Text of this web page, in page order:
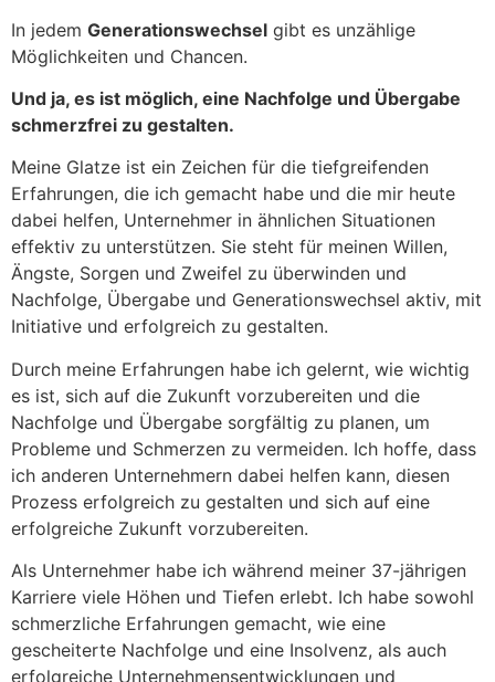
In jedem Generationswechsel gibt es unzählige
Möglichkeiten und Chancen.
Und ja, es ist möglich, eine Nachfolge und Übergabe
schmerzfrei zu gestalten.
Meine Glatze ist ein Zeichen für die tiefgreifenden
Erfahrungen, die ich gemacht habe und die mir heute
dabei helfen, Unternehmer in ähnlichen Situationen
effektiv zu unterstützen. Sie steht für meinen Willen,
Ängste, Sorgen und Zweifel zu überwinden und
Nachfolge, Übergabe und Generationswechsel aktiv, mit
Initiative und erfolgreich zu gestalten.
Durch meine Erfahrungen habe ich gelernt, wie wichtig
es ist, sich auf die Zukunft vorzubereiten und die
Nachfolge und Übergabe sorgfältig zu planen, um
Probleme und Schmerzen zu vermeiden. Ich hoffe, dass
ich anderen Unternehmern dabei helfen kann, diesen
Prozess erfolgreich zu gestalten und sich auf eine
erfolgreiche Zukunft vorzubereiten.
Als Unternehmer habe ich während meiner 37-jährigen
Karriere viele Höhen und Tiefen erlebt. Ich habe sowohl
schmerzliche Erfahrungen gemacht, wie eine
gescheiterte Nachfolge und eine Insolvenz, als auch
erfolgreiche Unternehmensentwicklungen und